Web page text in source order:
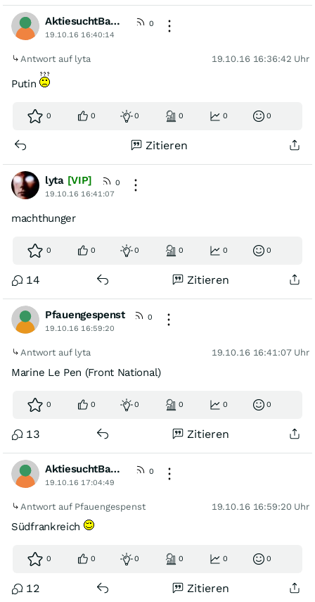
AktiesuchtBauer
0
19.10.16 16:40:14
Antwort auf lyta 19.10.16 16:36:42 Uhr
Putin
0 0 0 0 0 0
Zitieren
lyta[VIP]
0
19.10.16 16:41:07
machthunger
0 0 0 0 0 0
14 Zitieren
Pfauengespenst
0
19.10.16 16:59:20
Antwort auf lyta 19.10.16 16:41:07 Uhr
Marine Le Pen (Front National)
0 0 0 0 0 0
13 Zitieren
AktiesuchtBauer
0
19.10.16 17:04:49
Antwort auf Pfauengespenst 19.10.16 16:59:20 Uhr
Südfrankreich
0 0 0 0 0 0
12 Zitieren